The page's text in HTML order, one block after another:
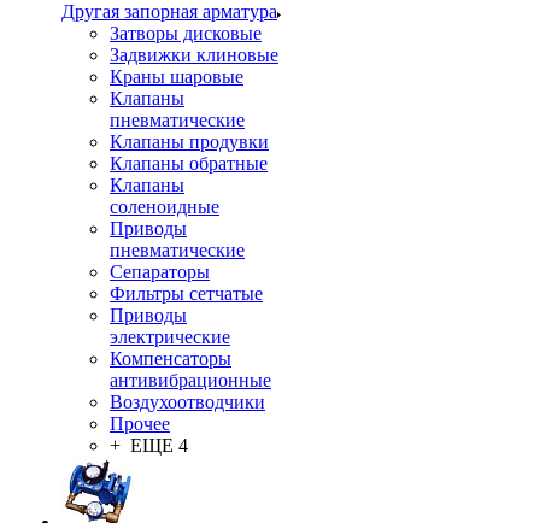
Другая запорная арматура
Затворы дисковые
Задвижки клиновые
Краны шаровые
Клапаны
пневматические
Клапаны продувки
Клапаны обратные
Клапаны
соленоидные
Приводы
пневматические
Сепараторы
Фильтры сетчатые
Приводы
электрические
Компенсаторы
антивибрационные
Воздухоотводчики
Прочее
+ ЕЩЕ 4